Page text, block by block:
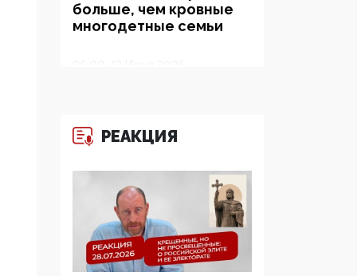
больше, чем кровные
многодетные семьи
суверенитет,
ценности и немного
двоемыслия
11:53, 09 Июня 2026
Прокуратура наконец
увидела
РЕАКЦИЯ